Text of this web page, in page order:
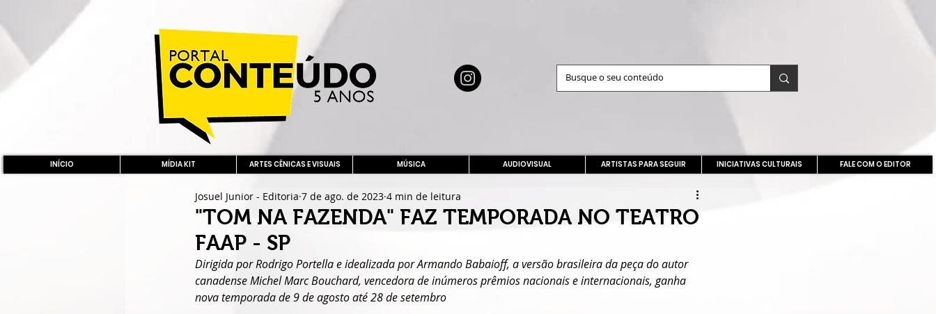
INÍCIO MÍDIA KIT ARTES CÊNICAS E VISUAIS MÚSICA AUDIOVISUAL ARTISTAS PARA SEGUIR INICIATIVAS CULTURAIS FALE COM O EDITOR
"TOM NA FAZENDA" FAZ TEMPORADA NO TEATRO
FAAP - SP
Josuel Junior - Editoria 7 de ago. de 2023 4 min de leitura
Dirigida por Rodrigo Portella e idealizada por Armando Babaioff, a versão brasileira da peça do autor
canadense Michel Marc Bouchard, vencedora de inúmeros prêmios nacionais e internacionais, ganha
nova temporada de 9 de agosto até 28 de setembro